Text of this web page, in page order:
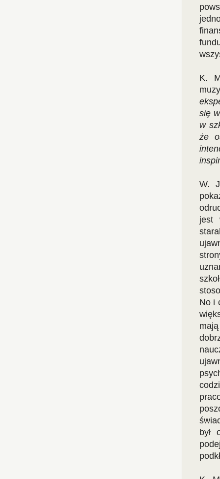
K.
się
w
że
W.
jest
No i
był